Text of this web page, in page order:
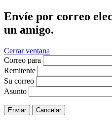
Envíe por correo
un amigo.
Cerrar ventana
Correo para
Remitente
Su correo
Asunto
Enviar Cancelar